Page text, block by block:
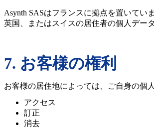
Asynth SASはフランスに拠点を置いてい
英国、またはスイスの居住者の個人デー
7. お客様の権利
お客様の居住地によっては、ご自身の個
アクセス
訂正
消去